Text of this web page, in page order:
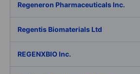
Regeneron Pharmaceuticals Inc.
Regentis Biomaterials Ltd
REGENXBIO Inc.